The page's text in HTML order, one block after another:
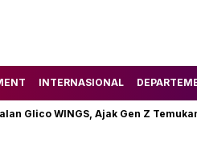
INTERNASIONAL
Glico WINGS, Ajak Gen Z Temukan